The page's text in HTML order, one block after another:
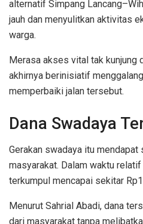
alternatif Simpang
jauh dan menyulitkan aktivitas
warga.
Merasa akses vital tak kunjung
akhirnya berinisiatif
memperbaiki jalan tersebut.
Dana Swadaya
Gerakan swadaya itu mendapat
masyarakat. Dalam waktu
terkumpul mencapai sekitar
Menurut Sahrial Abadi, dana
dari masyarakat tanpa